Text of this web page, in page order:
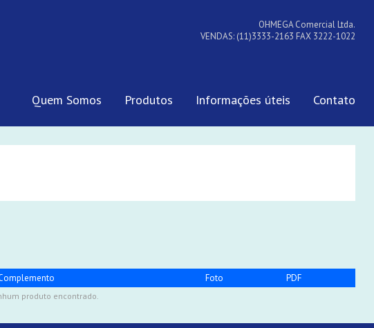
OHMEGA Comercial Ltda.
VENDAS: (11)3333-2163 FAX 3222-1022
Quem Somos Produtos Informações úteis Contato
Foto PDF
produto encontrado.